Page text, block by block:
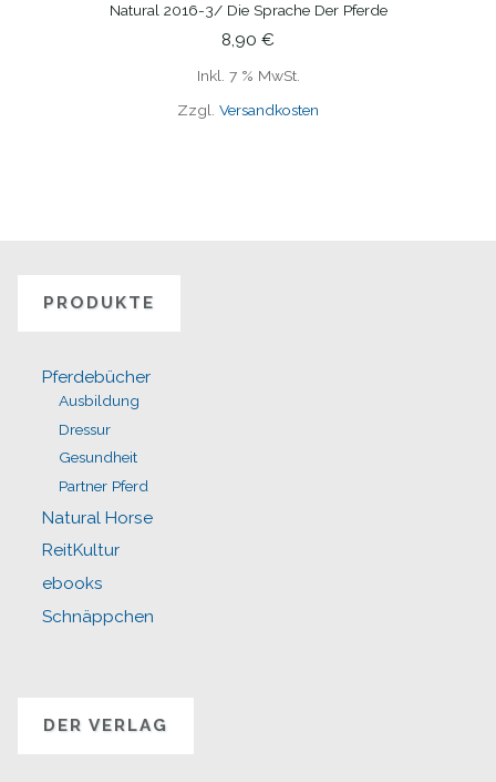
IN DEN WARENKORB
Natural 2016-3/ Die Sprache Der Pferde
8,90 €
Inkl. 7 % MwSt.
Zzgl. Versandkosten
PRODUKTE
Pferdebücher
Ausbildung
Dressur
Gesundheit
Partner Pferd
Natural Horse
ReitKultur
ebooks
Schnäppchen
DER VERLAG